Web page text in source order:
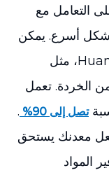
التعامل مع
بشكل أسرع. يمكن
للآلات الكبيرة من Huanhong Hydraulic، مثل
الخردة. تعمل
تصل إلى 90%
.
معدنك يستحق
المواد